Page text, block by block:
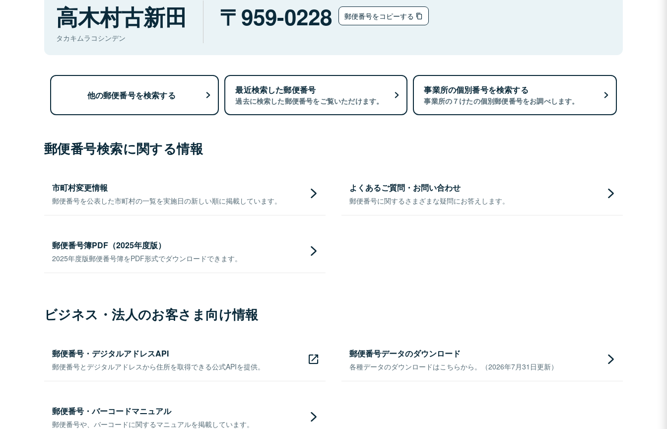
高木村古新田
タカキムラコシンデン
959-0228 郵便番号をコピーする
他の郵便番号を検索する 最近検索した郵便番号
過去に検索した郵便番号をご覧いただけます。
事業所の個別番号を検索する
事業所の７けたの個別郵便番号をお調べします。
郵便番号検索に関する情報
市町村変更情報
郵便番号を公表した市町村の一覧を実施日の新しい順に掲載しています。
よくあるご質問・お問い合わせ
郵便番号に関するさまざまな疑問にお答えします。
郵便番号簿PDF（2025年度版）
2025年度版郵便番号簿をPDF形式でダウンロードできます。
ビジネス・法人のお客さま向け情報
郵便番号・デジタルアドレスAPI
郵便番号とデジタルアドレスから住所を取得できる公式APIを提供。
郵便番号データのダウンロード
各種データのダウンロードはこちらから。（2026年7月31日更新）
郵便番号・バーコードマニュアル
郵便番号や、バーコードに関するマニュアルを掲載しています。